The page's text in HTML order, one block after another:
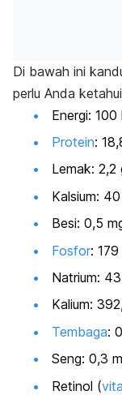
Di bawah ini
perlu Anda
Energi: 100
Protein:
Lemak: 2,2
Kalsium:
Besi: 0,5
Fosfor: 179
Natrium:
Kalium:
Tembaga:
Seng: 0,3
Retinol (